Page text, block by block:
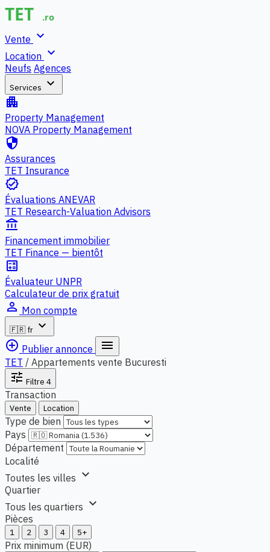
Vente expand_more
Location expand_more
Neufs Agences
Services expand_more
apartment
Property Management
NOVA Property Management
security
Assurances
TET Insurance
verified
Évaluations ANEVAR
TET Research-Valuation Advisors
account_balance
Financement immobilier
TET Finance — bientôt
calculate
Évaluateur UNPR
Calculateur de prix gratuit
person_outline Mon compte
🇫🇷 fr
expand_more
add_circle_outline Publier annonce menu
TET / Appartements vente Bucuresti
tune Filtre 4
Transaction
Vente Location
Type de bien
Pays
Département
Localité
Toutes les villes expand_more
Quartier
Tous les quartiers expand_more
Pièces
1 2 3 4 5+
Prix minimum (EUR)